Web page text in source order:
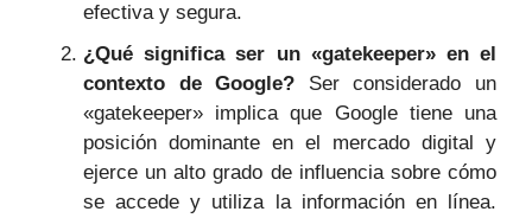
efectiva y segura.
¿Qué significa ser un «gatekeeper» en el
contexto de Google? Ser considerado un
«gatekeeper» implica que Google tiene una
posición dominante en el mercado digital y
ejerce un alto grado de influencia sobre cómo
se accede y utiliza la información en línea.